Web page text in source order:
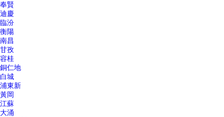
奉賢
迪慶
臨汾
衡陽
南昌
甘孜
容桂
銅仁地
白城
浦東新
黃岡
江蘇
大涌